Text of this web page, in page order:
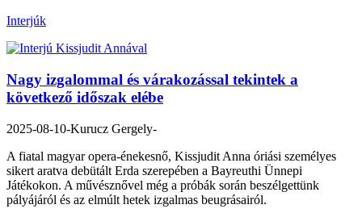
Interjúk
Nagy izgalommal és várakozással tekintek a
következő időszak elébe
2025-08-10-Kurucz Gergely-
A fiatal magyar opera-énekesnő, Kissjudit Anna óriási személyes
sikert aratva debütált Erda szerepében a Bayreuthi Ünnepi
Játékokon. A művésznővel még a próbák során beszélgettünk
pályájáról és az elmúlt hetek izgalmas beugrásairól.